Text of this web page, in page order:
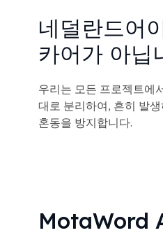
네덜란드어
카어가 아닙
우리는 모든 프로젝트에
대로 분리하여, 흔히 발
혼동을 방지합니다.
MotaWord